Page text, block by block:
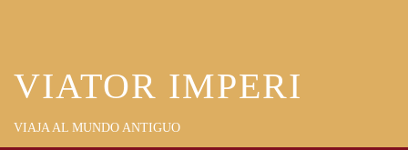
VIATOR IMPERI
VIAJA AL MUNDO ANTIGUO